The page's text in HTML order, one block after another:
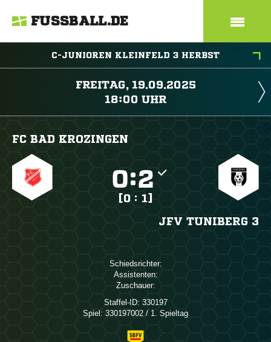
FUSSBALL.DE
C-JUNIOREN KLEINFELD 3 HERBST
 
 
FC BAD KROZINGEN
:
[0 : 1]
JFV TUNIBERG 3
Schiedsrichter:
Assistenten:
Zuschauer:
Staffel-ID: 330197
Spiel: 330197002 / 1. Spieltag